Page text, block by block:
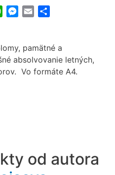
WhatsApp
Messenger
Email
pamätné a
absolvovanie letných,
Vo formáte A4.
od autora